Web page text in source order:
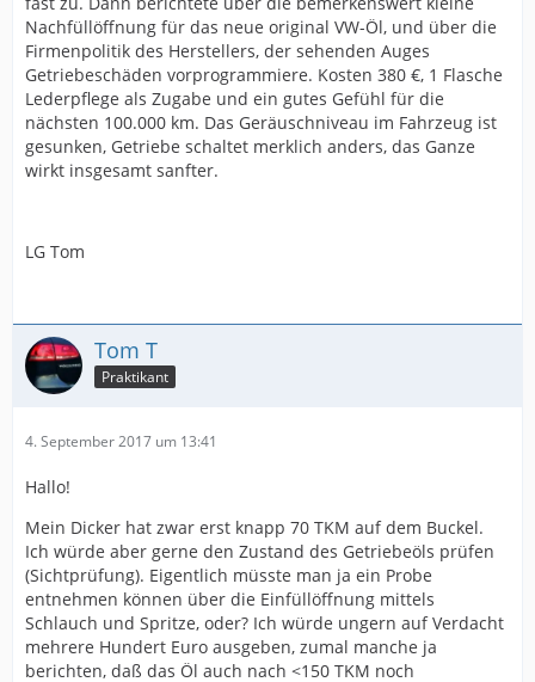
Nachfüllöffnung für das neue original VW-Öl, und über die
Firmenpolitik des Herstellers, der sehenden Auges
Getriebeschäden vorprogrammiere. Kosten 380 €, 1 Flasche
Lederpflege als Zugabe und ein gutes Gefühl für die
nächsten 100.000 km. Das Geräuschniveau im Fahrzeug ist
gesunken, Getriebe schaltet merklich anders, das Ganze
wirkt insgesamt sanfter.
LG Tom
Tom T
Praktikant
4. September 2017 um 13:41
Hallo!
Mein Dicker hat zwar erst knapp 70 TKM auf dem Buckel.
Ich würde aber gerne den Zustand des Getriebeöls prüfen
(Sichtprüfung). Eigentlich müsste man ja ein Probe
entnehmen können über die Einfüllöffnung mittels
Schlauch und Spritze, oder? Ich würde ungern auf Verdacht
mehrere Hundert Euro ausgeben, zumal manche ja
berichten, daß das Öl auch nach <150 TKM noch